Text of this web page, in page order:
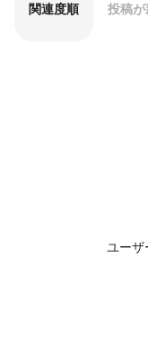
関連度順 投稿
ユー